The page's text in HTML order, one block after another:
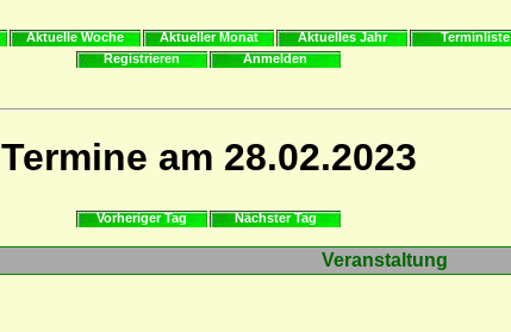
Aktuelle Woche Aktueller Monat Aktuelles Jahr
Terminliste
Registrieren
Anmelden
Termine am 28.02.2023
Vorheriger Tag Nächster Tag
Veranstaltung